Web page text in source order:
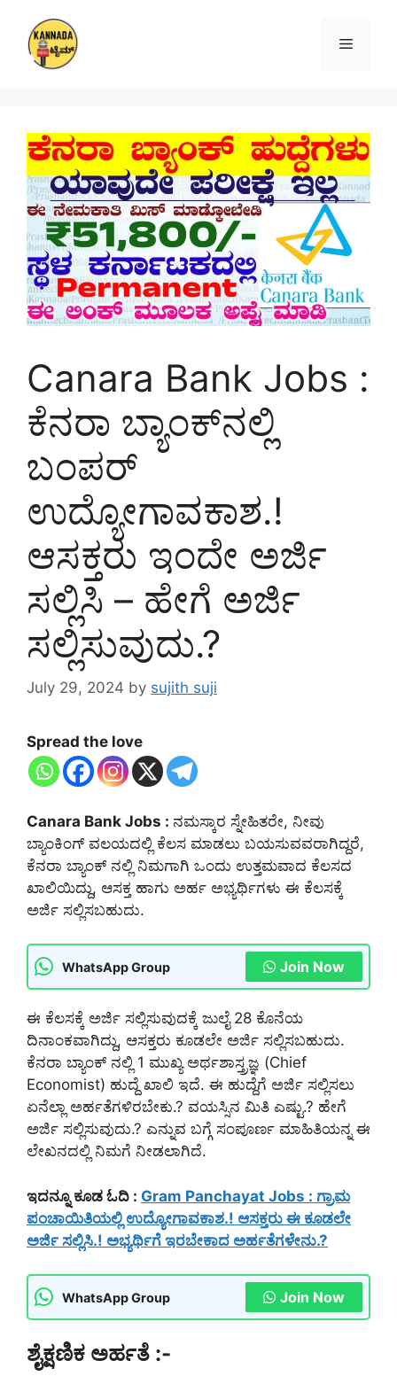
content
Menu
Canara Bank Jobs :
ಕೆನರಾ ಬ್ಯಾಂಕ್‌ನಲ್ಲಿ
ಬಂಪರ್
ಉದ್ಯೋಗಾವಕಾಶ.!
ಆಸಕ್ತರು ಇಂದೇ ಅರ್ಜಿ
ಸಲ್ಲಿಸಿ – ಹೇಗೆ ಅರ್ಜಿ
ಸಲ್ಲಿಸುವುದು.?
July 29, 2024 by sujith suji
Spread the love
Canara Bank Jobs : ನಮಸ್ಕಾರ ಸ್ನೇಹಿತರೇ, ನೀವು
ಬ್ಯಾಂಕಿಂಗ್ ವಲಯದಲ್ಲಿ ಕೆಲಸ ಮಾಡಲು ಬಯಸುವವರಾಗಿದ್ದರೆ,
ಕೆನರಾ ಬ್ಯಾಂಕ್ ನಲ್ಲಿ ನಿಮಗಾಗಿ ಒಂದು ಉತ್ತಮವಾದ ಕೆಲಸದ
ಖಾಲಿಯಿದ್ದು, ಆಸಕ್ತ ಹಾಗು ಅರ್ಹ ಅಭ್ಯರ್ಥಿಗಳು ಈ ಕೆಲಸಕ್ಕೆ
ಅರ್ಜಿ ಸಲ್ಲಿಸಬಹುದು.
WhatsApp Group Join Now
ಈ ಕೆಲಸಕ್ಕೆ ಅರ್ಜಿ ಸಲ್ಲಿಸುವುದಕ್ಕೆ ಜುಲೈ 28 ಕೊನೆಯ
ದಿನಾಂಕವಾಗಿದ್ದು, ಆಸಕ್ತರು ಕೂಡಲೇ ಅರ್ಜಿ ಸಲ್ಲಿಸಬಹುದು.
ಕೆನರಾ ಬ್ಯಾಂಕ್ ನಲ್ಲಿ 1 ಮುಖ್ಯ ಅರ್ಥಶಾಸ್ತ್ರಜ್ಞ (Chief
Economist) ಹುದ್ದೆ ಖಾಲಿ ಇದೆ. ಈ ಹುದ್ದೆಗೆ ಅರ್ಜಿ ಸಲ್ಲಿಸಲು
ಏನೆಲ್ಲಾ ಅರ್ಹತೆಗಳಿರಬೇಕು.? ವಯಸ್ಸಿನ ಮಿತಿ ಎಷ್ಟು.? ಹೇಗೆ
ಅರ್ಜಿ ಸಲ್ಲಿಸುವುದು.? ಎನ್ನುವ ಬಗ್ಗೆ ಸಂಪೂರ್ಣ ಮಾಹಿತಿಯನ್ನ ಈ
ಲೇಖನದಲ್ಲಿ ನಿಮಗೆ ನೀಡಲಾಗಿದೆ.
ಇದನ್ನೂ ಕೂಡ ಓದಿ : Gram Panchayat Jobs : ಗ್ರಾಮ
ಪಂಚಾಯಿತಿಯಲ್ಲಿ ಉದ್ಯೋಗಾವಕಾಶ.! ಆಸಕ್ತರು ಈ ಕೂಡಲೇ
ಅರ್ಜಿ ಸಲ್ಲಿಸಿ.! ಅಭ್ಯರ್ಥಿಗೆ ಇರಬೇಕಾದ ಅರ್ಹತೆಗಳೇನು.?
WhatsApp Group Join Now
ಶೈಕ್ಷಣಿಕ ಅರ್ಹತೆ :-